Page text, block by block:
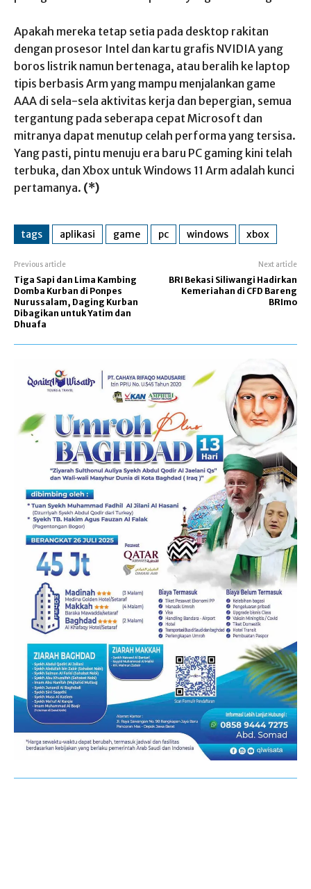
Apakah mereka tetap setia pada desktop rakitan
dengan prosesor Intel dan kartu grafis NVIDIA yang
boros listrik namun bertenaga, atau beralih ke laptop
tipis berbasis Arm yang mampu menjalankan game
AAA di sela-sela aktivitas kerja dan bepergian, semua
tergantung pada seberapa cepat Microsoft dan
mitranya dapat menutup celah performa yang tersisa.
Yang pasti, pintu menuju era baru PC gaming kini telah
terbuka, dan Xbox untuk Windows 11 Arm adalah kunci
pertamanya. (*)
tags aplikasi game pc windows xbox
Previous article
Tiga Sapi dan Lima Kambing
Domba Kurban di Ponpes
Nurussalam, Daging Kurban
Dibagikan untuk Yatim dan
Dhuafa
Next article
BRI Bekasi Siliwangi Hadirkan
Kemeriahan di CFD Bareng
BRImo